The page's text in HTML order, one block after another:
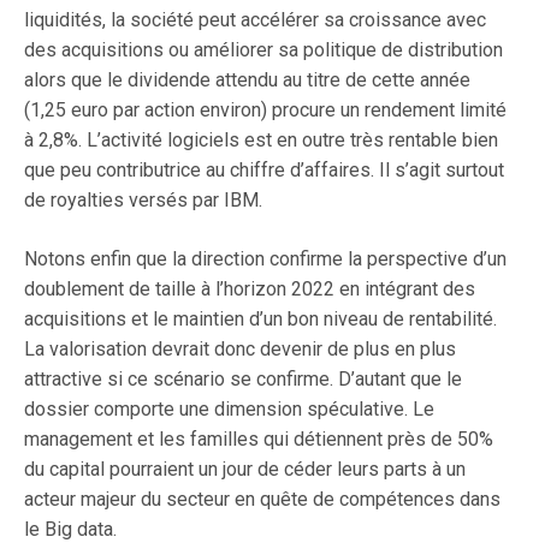
liquidités, la société peut accélérer sa croissance avec
des acquisitions ou améliorer sa politique de distribution
alors que le dividende attendu au titre de cette année
(1,25 euro par action environ) procure un rendement limité
à 2,8%. L’activité logiciels est en outre très rentable bien
que peu contributrice au chiffre d’affaires. Il s’agit surtout
de royalties versés par IBM.
Notons enfin que la direction confirme la perspective d’un
doublement de taille à l’horizon 2022 en intégrant des
acquisitions et le maintien d’un bon niveau de rentabilité.
La valorisation devrait donc devenir de plus en plus
attractive si ce scénario se confirme. D’autant que le
dossier comporte une dimension spéculative. Le
management et les familles qui détiennent près de 50%
du capital pourraient un jour de céder leurs parts à un
acteur majeur du secteur en quête de compétences dans
le Big data.